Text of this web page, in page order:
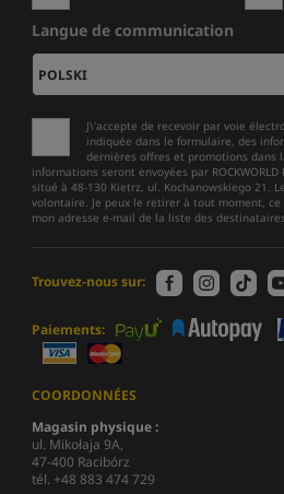
Langue de communication
J\'accepte de recevoir par voie
indiquée dans le formulaire, des
dernières offres et promotions dans
informations seront envoyées par
situé à 48-130 Kietrz, ul. Kochanowskiego 21.
volontaire. Je peux le retirer à tout moment,
mon adresse e-mail de la liste des
Trouvez-nous sur:
Paiements:
COORDONNÉES
Magasin physique :
ul. Mikołaja 9A,
47-400 Racibórz
tél. +48 883 474 729